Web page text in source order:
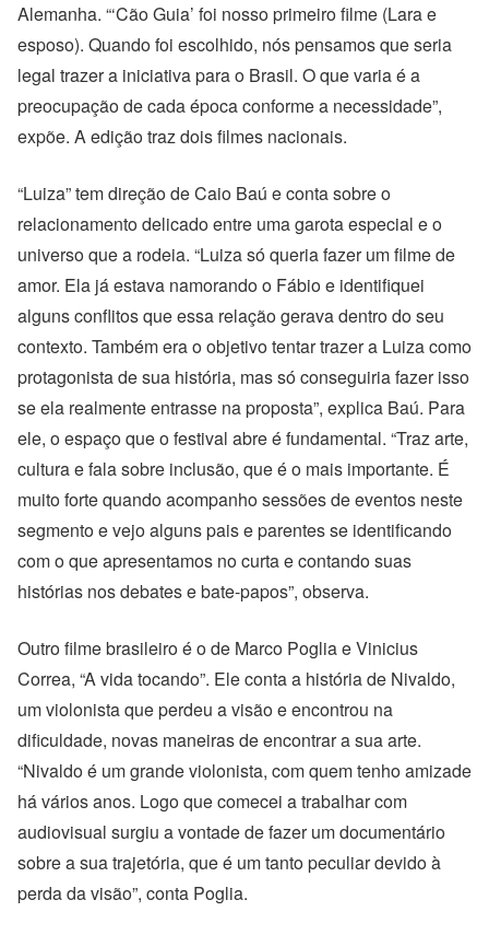
Alemanha. “‘Cão Guia’ foi nosso primeiro filme (Lara e
esposo). Quando foi escolhido, nós pensamos que seria
legal trazer a iniciativa para o Brasil. O que varia é a
preocupação de cada época conforme a necessidade”,
expõe. A edição traz dois filmes nacionais.
“Luiza” tem direção de Caio Baú e conta sobre o
relacionamento delicado entre uma garota especial e o
universo que a rodeia. “Luiza só queria fazer um filme de
amor. Ela já estava namorando o Fábio e identifiquei
alguns conflitos que essa relação gerava dentro do seu
contexto. Também era o objetivo tentar trazer a Luiza como
protagonista de sua história, mas só conseguiria fazer isso
se ela realmente entrasse na proposta”, explica Baú. Para
ele, o espaço que o festival abre é fundamental. “Traz arte,
cultura e fala sobre inclusão, que é o mais importante. É
muito forte quando acompanho sessões de eventos neste
segmento e vejo alguns pais e parentes se identificando
com o que apresentamos no curta e contando suas
histórias nos debates e bate-papos”, observa.
Outro filme brasileiro é o de Marco Poglia e Vinicius
Correa, “A vida tocando”. Ele conta a história de Nivaldo,
um violonista que perdeu a visão e encontrou na
dificuldade, novas maneiras de encontrar a sua arte.
“Nivaldo é um grande violonista, com quem tenho amizade
há vários anos. Logo que comecei a trabalhar com
audiovisual surgiu a vontade de fazer um documentário
sobre a sua trajetória, que é um tanto peculiar devido à
perda da visão”, conta Poglia.